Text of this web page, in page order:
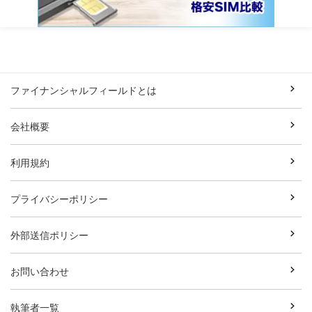
ファイナンシャルフィールドとは
会社概要
利用規約
プライバシーポリシー
外部送信ポリシー
お問い合わせ
執筆者一覧